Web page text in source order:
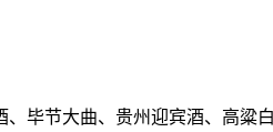
毕节大曲、贵州迎宾酒、高粱